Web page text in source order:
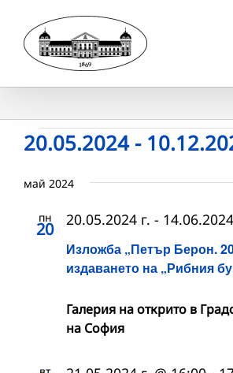
content
Събития
20.05.2024 -
date.
май 2024
пн
20
Изложба „Петър Берон.
издаването на „Рибния
20.05.2024 г. -
Галерия на открито в
на София